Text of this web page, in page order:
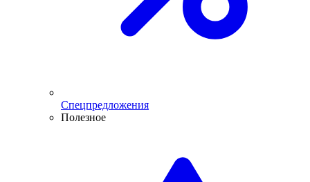
Спецпредложения
Полезное